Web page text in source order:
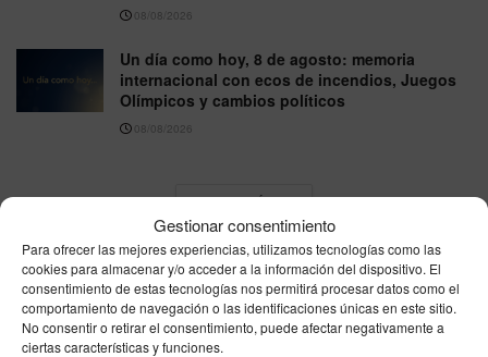
Gestionar consentimiento
Para ofrecer las mejores experiencias, utilizamos tecnologías como las
cookies para almacenar y/o acceder a la información del dispositivo. El
consentimiento de estas tecnologías nos permitirá procesar datos como el
comportamiento de navegación o las identificaciones únicas en este sitio.
No consentir o retirar el consentimiento, puede afectar negativamente a
ciertas características y funciones.
08/08/2026
Un día como hoy, 8 de agosto: memoria
internacional con ecos de incendios, Juegos
Olímpicos y cambios políticos
08/08/2026
VER MÁS
Última hora